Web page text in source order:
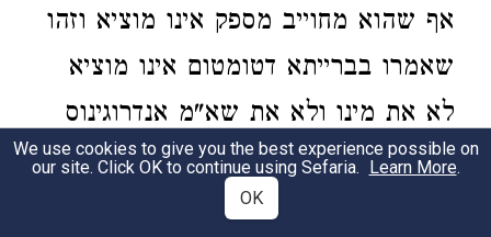
אף שהוא מחוייב מספק אינו מוציא וזהו
שאמרו בברייתא דטומטום אינו מוציא
לא את מינו ולא את שא"מ אנדרוגינוס
מוציא את מינו ולא את שא"מ. וא"ת
טומטום אמאי אינו מוציא את מינו והא
We use cookies to give you the best experience possible on
our site. Click OK to continue using Sefaria. Learn More.
OK